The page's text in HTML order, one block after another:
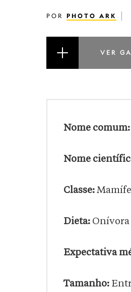
POR PHOTO ARK
VER
Nome comum:
Nome
Classe:
Dieta: Onívora
Expectativa
Tamanho: